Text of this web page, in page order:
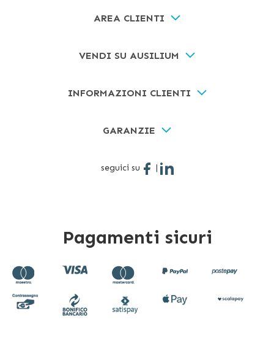
AREA CLIENTI
VENDI SU AUSILIUM
INFORMAZIONI CLIENTI
GARANZIE
seguici su |
Pagamenti sicuri